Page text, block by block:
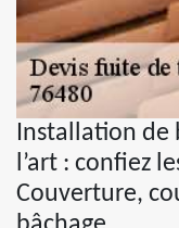
Installation de
l’art : confiez
Couverture,